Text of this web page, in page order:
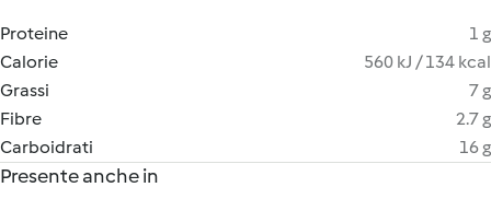
Proteine
1 g
Calorie
560 kJ / 134 kcal
Grassi
7 g
Fibre
2.7 g
Carboidrati
16 g
Presente anche in